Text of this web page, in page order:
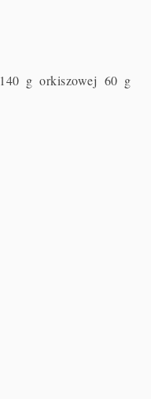
140 g orkiszowej 60 g